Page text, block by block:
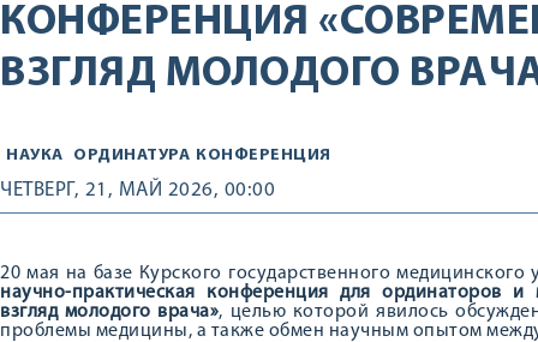
КОНФЕРЕНЦИЯ
ВЗГЛЯД МОЛОДОГО
НАУКА ОРДИНАТУРА КОНФЕРЕНЦИЯ
ЧЕТВЕРГ, 21, МАЙ 2026, 00:00
20 мая на базе Курского государственного медицинского
научно-практическая конференция для ординаторов
взгляд молодого врача», целью которой явилось
проблемы медицины, а также обмен научным опытом